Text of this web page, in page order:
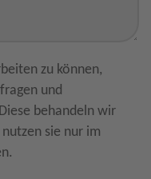
zu können,
und
sie nur im